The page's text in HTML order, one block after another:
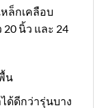
ล็กเคลือบ
นิ้ว และ 24
น
ด้ดีกว่ารุ่นบาง